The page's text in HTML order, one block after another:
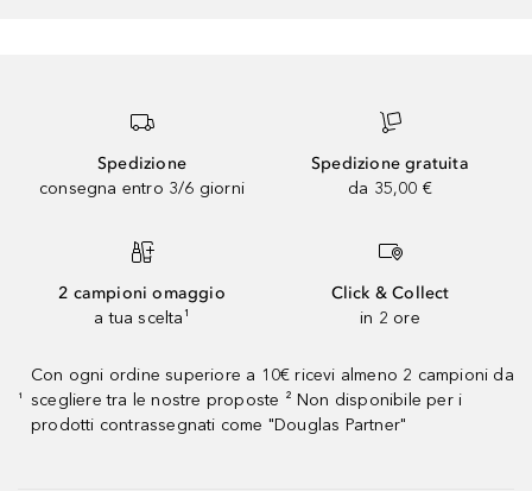
Spedizione
consegna entro 3/6 giorni
Spedizione gratuita
da 35,00 €
2 campioni omaggio
a tua scelta¹
Click & Collect
in 2 ore
¹
Con ogni ordine superiore a 10€ ricevi almeno 2 campioni da
scegliere tra le nostre proposte ² Non disponibile per i
prodotti contrassegnati come "Douglas Partner"